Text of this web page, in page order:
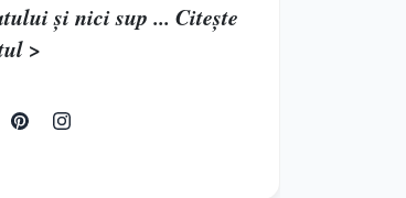
şi nici sup ... Citește
>